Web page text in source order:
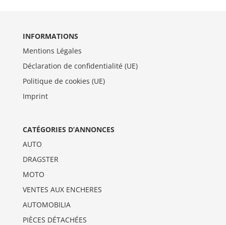
INFORMATIONS
Mentions Légales
Déclaration de confidentialité (UE)
Politique de cookies (UE)
Imprint
CATÉGORIES D’ANNONCES
AUTO
DRAGSTER
MOTO
VENTES AUX ENCHERES
AUTOMOBILIA
PIÈCES DÉTACHÉES